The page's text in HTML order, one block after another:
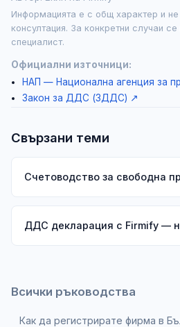
Информацията е с общ характер и
консултация. За конкретни случаи
специалист.
Официални източници:
НАП — Национална агенция за
Закон за ДДС (ЗДДС) ↗
Свързани теми
Счетоводство за свободна
ДДС декларация с Firmify —
Всички ръководства
Как да регистрирате фирма в